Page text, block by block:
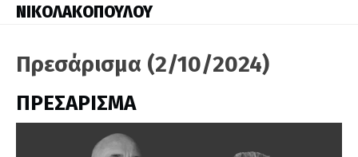
ΝΙΚΟΛΑΚΟΠΟΥΛΟΥ
Πρεσάρισμα (2/10/2024)
ΠΡΕΣΑΡΙΣΜΑ